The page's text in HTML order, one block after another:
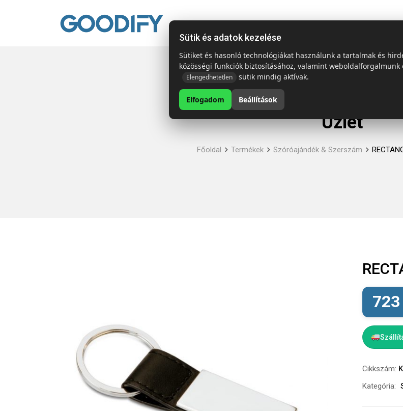
Kezdőlap Termékek Emblémázás és szállítás
Üzlet
Főoldal Termékek Szóróajándék & Szerszám
723
Cikkszám:
Kategória:
Sütik és adatok kezelése
Sütiket és hasonló technológiákat használunk a tartalmak és
közösségi funkciók biztosításához, valamint weboldalforgalmunk
Elengedhetetlen sütik mindig aktívak.
Elfogadom Beállítások